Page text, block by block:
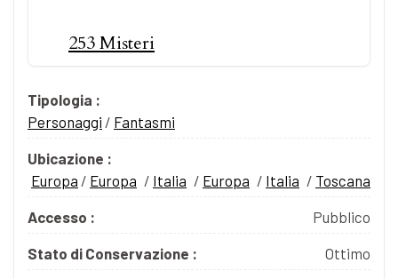
253 Misteri
Tipologia :
Personaggi / Fantasmi
Ubicazione :
Europa / Europa / Italia / Europa / Italia / Toscana
Accesso : Pubblico
Stato di Conservazione : Ottimo